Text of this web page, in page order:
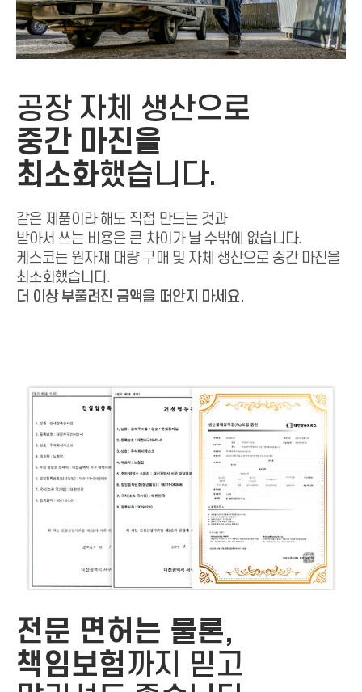
공장 자체 생산으로
중간 마진을
최소화했습니다.
같은 제품이라 해도 직접 만드는 것과
받아서 쓰는 비용은 큰 차이가 날 수밖에 없습니다.
케스코는 원자재 대량 구매 및 자체 생산으로 중간 마진을
최소화했습니다.
더 이상 부풀려진 금액을 떠안지 마세요.
전문 면허는 물론,
책임보험까지 믿고